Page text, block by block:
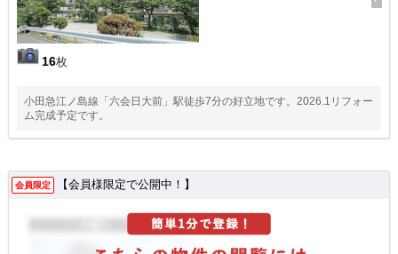
16枚
小田急江ノ島線「六会日大前」駅徒歩7分の好立地です。2026.1リフォー
ム完成予定です。
会員限定 【会員様限定で公開中！】